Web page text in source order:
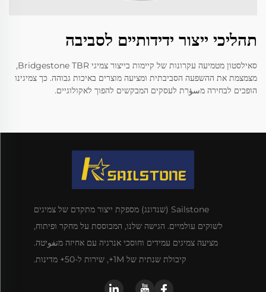
תהליכי ייצור ידידותיים לסביבה
סאילסטון מטמיעה עקרונות של קיימות בייצור צמיגי Bridgestone TBR,
מצמצמת את ההשפעה הסביבתית ומציעה מוצרים באיכות גבוהה. כך צמיגינו
הופכים לבחירה מسؤרת לעסקים המבקשים להפוך לאקולוגיים.
Sailstone (שנדונג) מספקת ייצור מתקדם של צמיגים
לשוקים עולמיים. הגישה שלנו, המבוססת על מחקר ופיתוח,
מציעה צמיגים עמידים וחוסכי אנרגיה עם אחיזה מتفوיטה.
קיבולת שנתית של 1M+, שירות ל-50+ מדינות.